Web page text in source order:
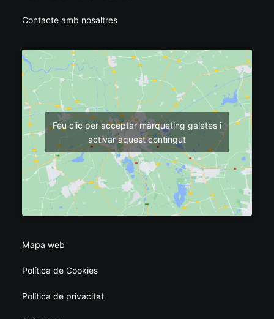
Contacte amb nosaltres
Feu clic per acceptar màrqueting galetes i
activar aquest contingut
Mapa web
Política de Cookies
Política de privacitat